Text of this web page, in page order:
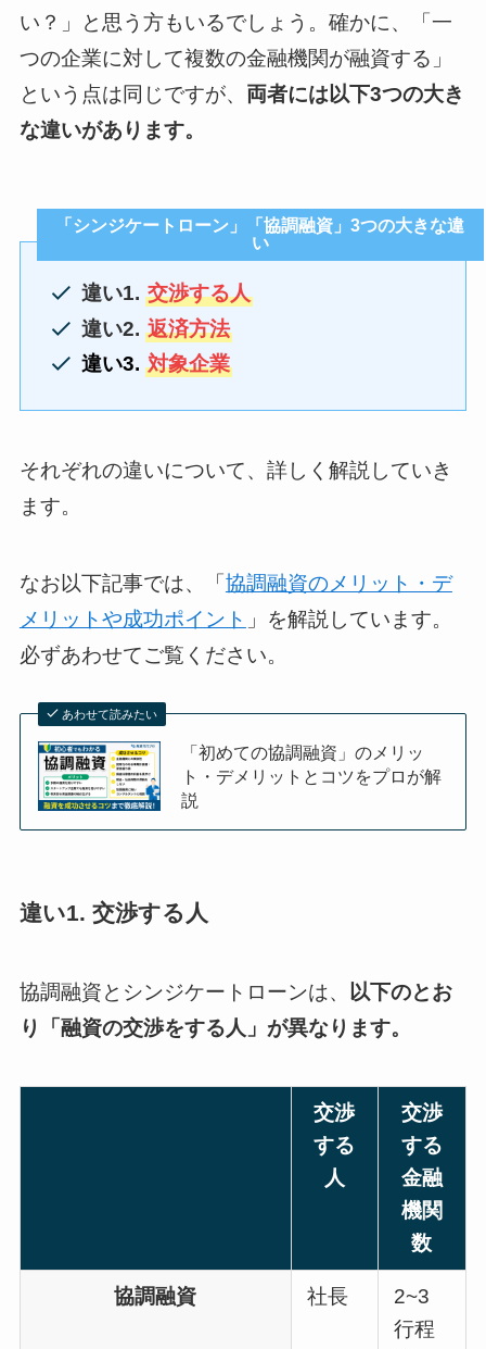
い？」と思う方もいるでしょう。確かに、「一
つの企業に対して複数の金融機関が融資する」
という点は同じですが、 両者には以下3つの大き
な違いがあります。
「シンジケートローン」「協調融資」3つの大きな違
い
違い1.交渉する人
違い2.返済方法
違い3.対象企業
それぞれの違いについて、詳しく解説していき
ます。
なお以下記事では、「協調融資のメリット・デ
メリットや成功ポイント 」を解説しています。
必ずあわせてご覧ください。
あわせて読みたい
「初めての協調融資」のメリッ
ト・デメリットとコツをプロが解
説
違い1. 交渉する人
協調融資とシンジケートローンは、
以下のとお
り「融資の交渉をする人」が異なります。
交渉
する
人
交渉
する
金融
機関
数
協調融資 社長
2~3
行程